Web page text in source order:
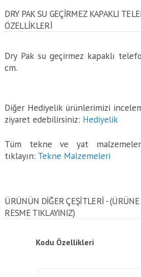
DRY PAK SU GEÇIRMEZ KAPAKLI
ÖZELLİKLERİ
Dry Pak su geçirmez kapaklı
cm.
Diğer Hediyelik ürünlerimizi
ziyaret edebilirsiniz: Hediyelik
Tüm tekne ve yat
tıklayın: Tekne Malzemeleri
ÜRÜNÜN DİĞER ÇEŞİTLERİ -
RESME TIKLAYINIZ)
Kodu Özellikleri